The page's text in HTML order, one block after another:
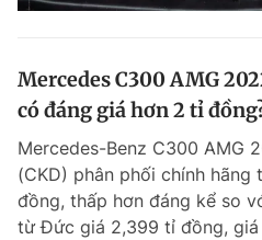
Mercedes C300 AMG
có đáng giá hơn 2 tỉ
Mercedes-Benz C300 AMG
(CKD) phân phối chính
đồng, thấp hơn đáng kể so
từ Đức giá 2,399 tỉ đồng,